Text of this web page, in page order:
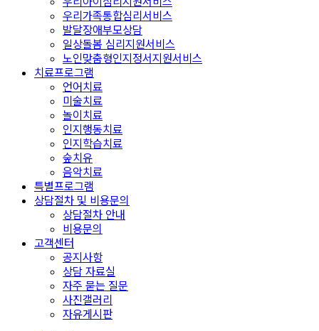
우리가족통합심리서비스
발달장애부모상담
일상돌봄 심리지원서비스
노인맞춤형인지정서지원서비스
치료프로그램
언어치료
미술치료
놀이치료
인지행동치료
인지학습치료
숲치유
음악치료
특별프로그램
상담절차 및 비용문의
상담절차 안내
비용문의
고객센터
공지사항
상담 자료실
자주 묻는 질문
사진갤러리
자유게시판